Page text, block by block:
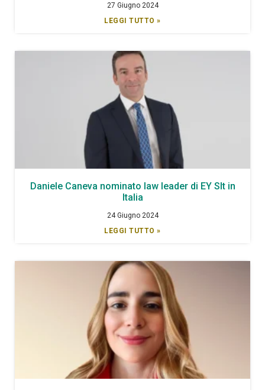
27 Giugno 2024
LEGGI TUTTO »
Daniele Caneva nominato law leader di EY Slt in
Italia
24 Giugno 2024
LEGGI TUTTO »